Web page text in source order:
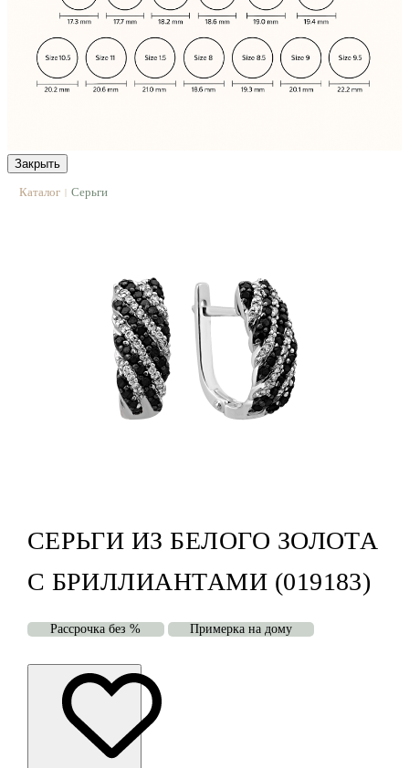
Закрыть
Каталог | Серьги
СЕРЬГИ ИЗ БЕЛОГО ЗОЛОТА
С БРИЛЛИАНТАМИ (019183)
Рассрочка без % Примерка на дому